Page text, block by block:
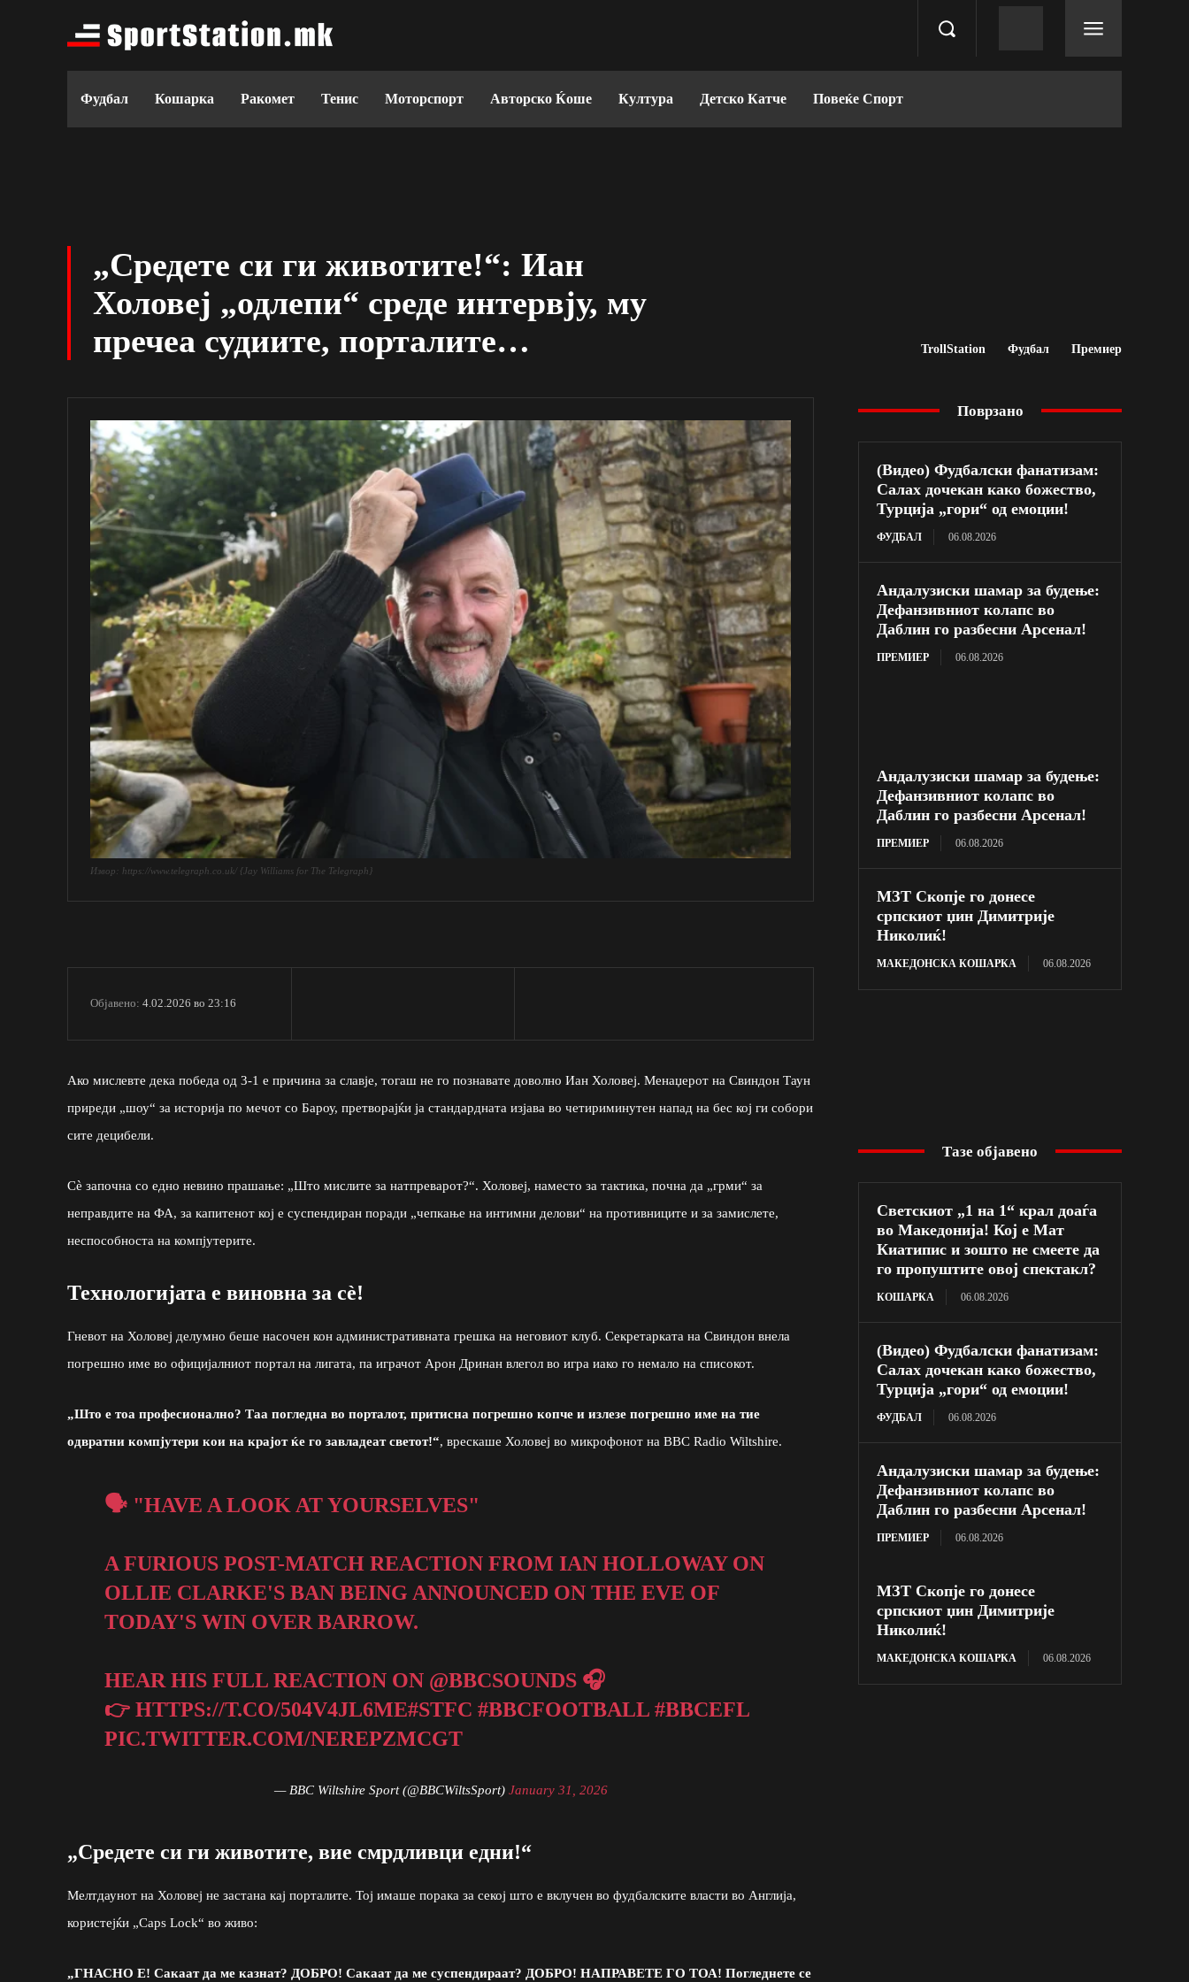
Фудбал Кошарка Ракомет Тенис Моторспорт Авторско Ќоше Култура Детско Катче Повеќе Спорт
„Средете си ги животите!“: Иан
Холовеј „одлепи“ среде интервју, му
пречеа судиите, порталите…
TrollStation Фудбал Премиер
Извор: https://www.telegraph.co.uk/ {Jay Williams for The Telegraph}
Објавено: 4.02.2026 во 23:16
Ако мислевте дека победа од 3-1 е причина за славје, тогаш не го познавате доволно Иан Холовеј. Менаџерот на Свиндон Таун
приреди „шоу“ за историја по мечот со Бароу, претворајќи ја стандардната изјава во четириминутен напад на бес кој ги собори
сите децибели.
Сè започна со едно невино прашање: „Што мислите за натпреварот?“. Холовеј, наместо за тактика, почна да „грми“ за
неправдите на ФА, за капитенот кој е суспендиран поради „чепкање на интимни делови“ на противниците и за замислете,
неспособноста на компјутерите.
Технологијата е виновна за сè!
Гневот на Холовеј делумно беше насочен кон административната грешка на неговиот клуб. Секретарката на Свиндон внела
погрешно име во официјалниот портал на лигата, па играчот Арон Дринан влегол во игра иако го немало на списокот.
„Што е тоа професионално? Таа погледна во порталот, притисна погрешно копче и излезе погрешно име на тие
одвратни компјутери кои на крајот ќе го завладеат светот!“, врескаше Холовеј во микрофонот на BBC Radio Wiltshire.
🗣️ "HAVE A LOOK AT YOURSELVES"
A FURIOUS POST-MATCH REACTION FROM IAN HOLLOWAY ON
OLLIE CLARKE'S BAN BEING ANNOUNCED ON THE EVE OF
TODAY'S WIN OVER BARROW.
HEAR HIS FULL REACTION ON @BBCSOUNDS 🎧
👉HTTPS://T.CO/504V4JL6ME#STFC #BBCFOOTBALL #BBCEFL
PIC.TWITTER.COM/NEREPZMCGT
— BBC Wiltshire Sport (@BBCWiltsSport) January 31, 2026
„Средете си ги животите, вие смрдливци едни!“
Мелтдаунот на Холовеј не застана кај порталите. Тој имаше порака за секој што е вклучен во фудбалските власти во Англија,
користејќи „Caps Lock“ во живо:
„ГНАСНО Е! Сакаат да ме казнат? ДОБРО! Сакаат да ме суспендираат? ДОБРО! НАПРАВЕТЕ ГО ТОА! Погледнете се
Поврзано
(Видео) Фудбалски фанатизам:
Салах дочекан како божество,
Турција „гори“ од емоции!
ФУДБАЛ 06.08.2026
Андалузиски шамар за будење:
Дефанзивниот колапс во
Даблин го разбесни Арсенал!
ПРЕМИЕР 06.08.2026
Андалузиски шамар за будење:
Дефанзивниот колапс во
Даблин го разбесни Арсенал!
ПРЕМИЕР 06.08.2026
МЗТ Скопје го донесе
српскиот џин Димитрије
Николиќ!
МАКЕДОНСКА КОШАРКА 06.08.2026
Тазе објавено
Светскиот „1 на 1“ крал доаѓа
во Македонија! Кој е Мат
Киатипис и зошто не смеете да
го пропуштите овој спектакл?
КОШАРКА 06.08.2026
(Видео) Фудбалски фанатизам:
Салах дочекан како божество,
Турција „гори“ од емоции!
ФУДБАЛ 06.08.2026
Андалузиски шамар за будење:
Дефанзивниот колапс во
Даблин го разбесни Арсенал!
ПРЕМИЕР 06.08.2026
МЗТ Скопје го донесе
српскиот џин Димитрије
Николиќ!
МАКЕДОНСКА КОШАРКА 06.08.2026